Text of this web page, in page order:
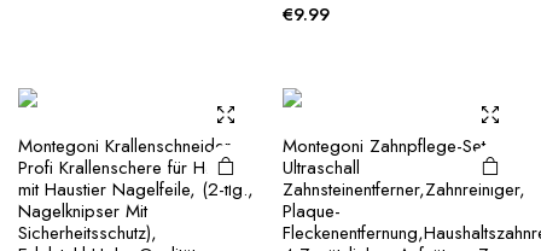
€9.99
Montegoni Krallenschneider
Profi Krallenschere für Hunde
mit Haustier Nagelfeile, (2-tlg.,
Nagelknipser Mit
Sicherheitsschutz),
Montegoni Zahnpflege-Set
Ultraschall
Zahnsteinentferner,Zahnreiniger,
Plaque-